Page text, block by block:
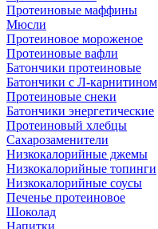
Протеиновые маффины
Мюсли
Протеиновое мороженое
Протеиновые вафли
Батончики протеиновые
Батончики с Л-карнитином
Протеиновые снеки
Батончики энергетические
Протеиновый хлебцы
Сахарозаменители
Низкокалорийные джемы
Низкокалорийные топинги
Низкокалорийные соусы
Печенье протеиновое
Шоколад
Напитки